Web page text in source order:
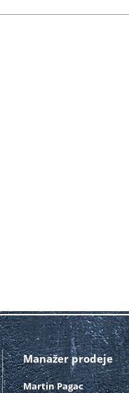
Manažer prodeje
Martin Pagac